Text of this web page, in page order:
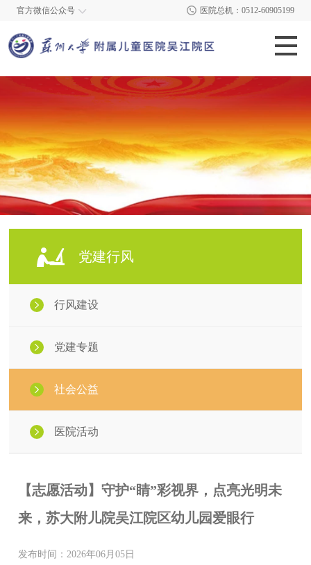
官方微信公众号 医院总机：0512-60905199
党建行风
行风建设
党建专题
社会公益
医院活动
【志愿活动】守护“睛”彩视界，点亮光明未
来，苏大附儿院吴江院区幼儿园爱眼行
发布时间：2026年06月05日